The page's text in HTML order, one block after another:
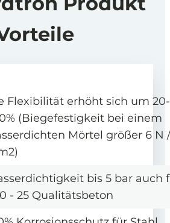
Flexibilität erhöht sich um 20-
(Biegefestigkeit bei einem
Mörtel größer 6 N /
bis 5 bar auch
- 25 Qualitätsbeton